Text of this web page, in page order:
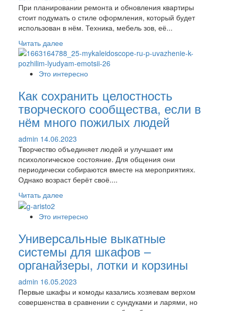
При планировании ремонта и обновления квартиры
стоит подумать о стиле оформления, который будет
использован в нём. Техника, мебель зов, её...
Читать далееПрочитать
больше
о
Как
мебель
и
её
стиль
кухни
Это интересно
Как сохранить целостность
творческого сообщества, если в
нём много пожилых людей
admin 14.06.2023
Творчество объединяет людей и улучшает им
психологическое состояние. Для общения они
периодически собираются вместе на мероприятиях.
Однако возраст берёт своё....
Читать далееПрочитать
о
сохранить
целостность
творческого
сообщества,
если
в
нём
много
Это интересно
Универсальные выкатные
системы для шкафов –
органайзеры, лотки и корзины
admin 16.05.2023
Первые шкафы и комоды казались хозяевам верхом
совершенства в сравнении с сундуками и ларями, но